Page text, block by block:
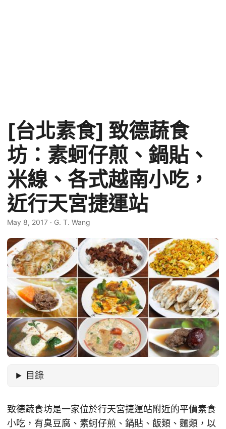
[台北素食] 致德蔬食
坊：素蚵仔煎、鍋貼、
米線、各式越南小吃，
近行天宮捷運站
May 8, 2017 · G. T. Wang
目錄
致德蔬食坊是一家位於行天宮捷運站附近的平價素食
小吃，有臭豆腐、素蚵仔煎、鍋貼、飯類、麵類，以